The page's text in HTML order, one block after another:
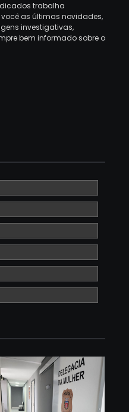
trabalha
as últimas novidades,
investigativas,
bem informado sobre o